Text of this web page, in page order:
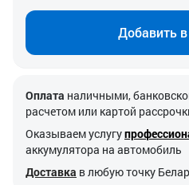
Добавить
Оплата наличными,
расчетом или картой
Оказываем услугу
аккумулятора на автомобиль
Доставка в любую точку